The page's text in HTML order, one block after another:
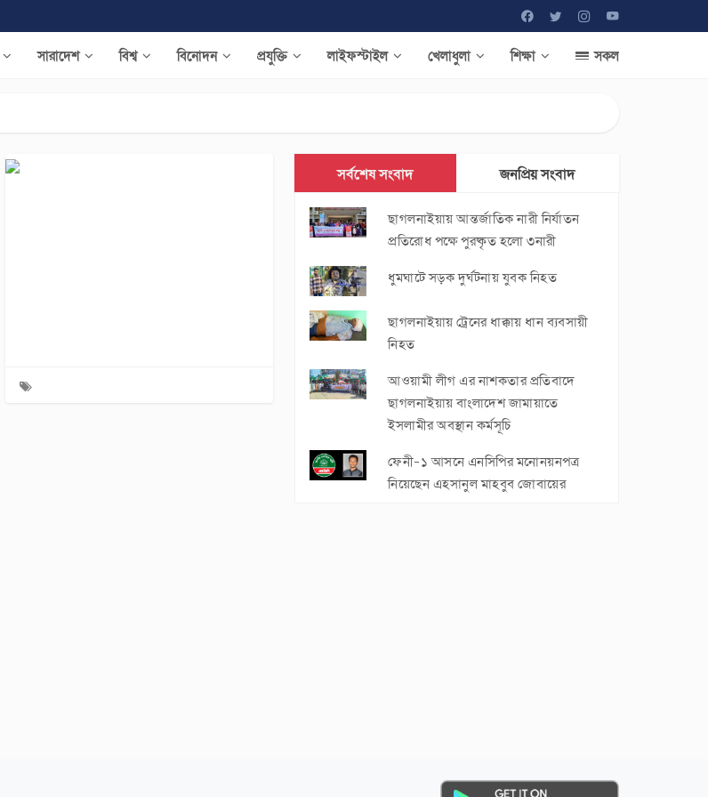
সারাদেশ বিশ্ব বিনোদন প্রযুক্তি লাইফস্টাইল খেলাধুলা শিক্ষা সকল
সর্বশেষ সংবাদ জনপ্রিয় সংবাদ
ছাগলনাইয়ায় আন্তর্জাতিক নারী নির্যাতন
প্রতিরোধ পক্ষে পুরষ্কৃত হলো ৩নারী
ধুমঘাটে সড়ক দুর্ঘটনায় যুবক নিহত
ছাগলনাইয়ায় ট্রেনের ধাক্কায় ধান ব্যবসায়ী
নিহত
আওয়ামী লীগ এর নাশকতার প্রতিবাদে
ছাগলনাইয়ায় বাংলাদেশ জামায়াতে
ইসলামীর অবস্থান কর্মসূচি
ফেনী-১ আসনে এনসিপির মনোনয়নপত্র
নিয়েছেন এহসানুল মাহবুব জোবায়ের
মুজিবুর রহমান নিজকুনজরা ফাজিল